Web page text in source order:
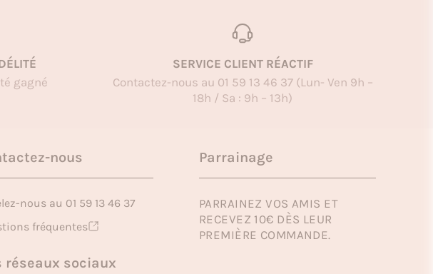
gagné
SERVICE CLIENT RÉACTIF
Contactez-nous au 01 59 13 46 37 (Lun- Ven 9h –
18h / Sa : 9h – 13h)
nous
nous au 01 59 13 46 37
fréquentes
réseaux sociaux
Parrainage
PARRAINEZ VOS AMIS ET
RECEVEZ 10€ DÈS LEUR
PREMIÈRE COMMANDE.